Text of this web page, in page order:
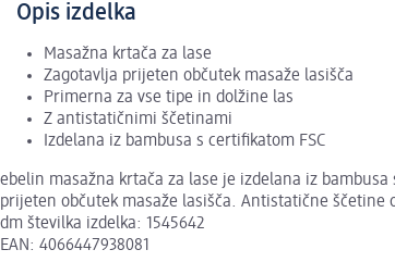
Opis izdelka
Masažna krtača za lase
Zagotavlja prijeten občutek masaže lasišča
Primerna za vse tipe in dolžine las
Z antistatičnimi ščetinami
Izdelana iz bambusa s certifikatom FSC
ebelin masažna krtača za lase je izdelana iz
prijeten občutek masaže lasišča. Antistatične
dm številka izdelka: 1545642
EAN: 4066447938081